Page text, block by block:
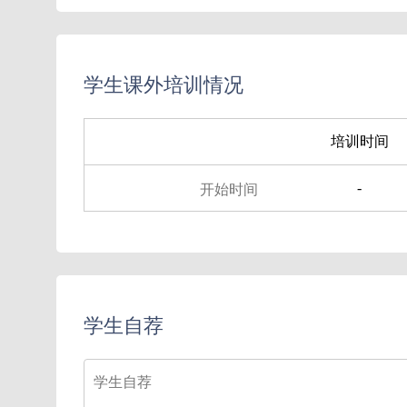
学生课外培训情况
培训时间
-
学生自荐